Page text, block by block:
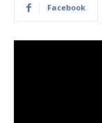
Facebook